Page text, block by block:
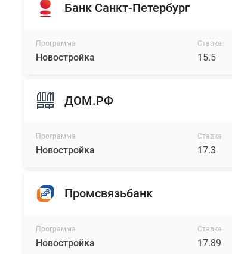
Банк Санкт-Петербург
Программа
Новостройка
Ставка
15.5
ДОМ.РФ
Программа
Новостройка
Ставка
17.3
Промсвязьбанк
Программа
Новостройка
Ставка
17.89